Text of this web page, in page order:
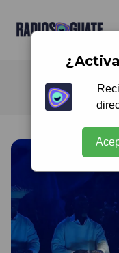
Radios Guate